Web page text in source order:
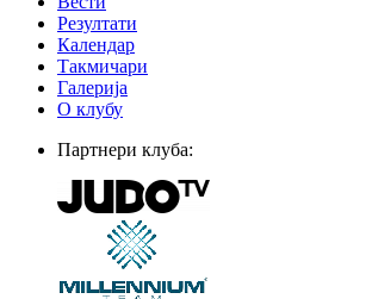
Резултати
Календар
Такмичари
Галерија
О клубу
Партнери клуба: